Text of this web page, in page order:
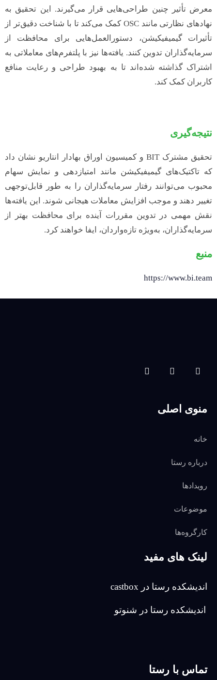
معرض تأثیر چنین طراحی‌هایی قرار می‌گیرند. این تحقیق به
نهادهای نظارتی مانند OSC کمک می‌کند تا با شناخت دقیق‌تر از
تأثیرات گیمیفیکیشن، دستورالعمل‌هایی برای محافظت از
سرمایه‌گذاران تدوین کنند. یافته‌ها نیز با پلتفرم‌های معاملاتی به
اشتراک گذاشته شده‌اند تا به بهبود طراحی و رعایت منافع
کاربران کمک کند.
نتیجه‌گیری
تحقیق مشترک BIT و کمیسیون اوراق بهادار انتاریو نشان داد
که تاکتیک‌های گیمیفیکیشن مانند امتیازدهی و نمایش سهام
محبوب می‌توانند رفتار سرمایه‌گذاران را به طور قابل‌توجهی
تغییر دهند و موجب افزایش معاملات هیجانی شوند. این یافته‌ها
نقش مهمی در تدوین مقررات آینده برای محافظت بهتر از
سرمایه‌گذاران، به‌ویژه تازه‌واردان، ایفا خواهند کرد.
منبع
https://www.bi.team
منوی اصلی
خانه
درباره رستا
رویدادها
موضوعات
کارگروه‌ها
لینک های مفید
اندیشکده رستا در castbox
اندیشکده رستا در شنوتو
تماس با رستا